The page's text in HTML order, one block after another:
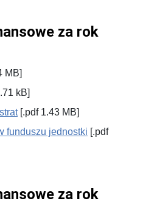
za rok
MB]
kB]
[.pdf 1.43 MB]
funduszu jednostki [.pdf
za rok